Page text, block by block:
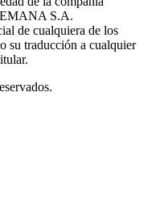
S.A.
de cualquiera de los
su traducción a cualquier